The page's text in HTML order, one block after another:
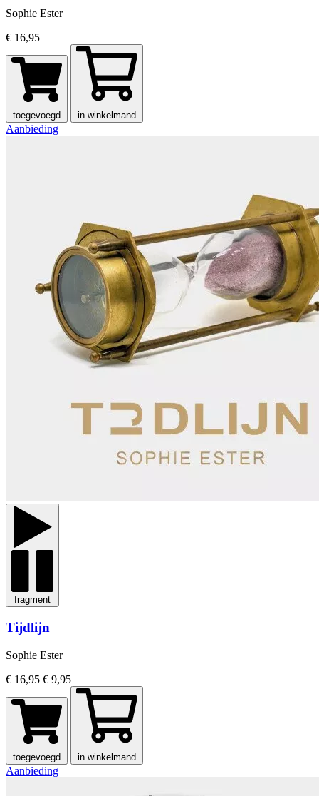
Sophie Ester
€ 16,95
toegevoegd in winkelmand
Aanbieding
fragment
Tijdlijn
Sophie Ester
€ 16,95 € 9,95
toegevoegd in winkelmand
Aanbieding